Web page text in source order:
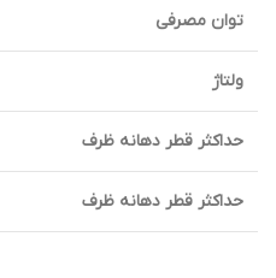
توان مصرفی
ولتاژ
حداکثر قطر دهانه ظرف
حداکثر قطر دهانه ظرف